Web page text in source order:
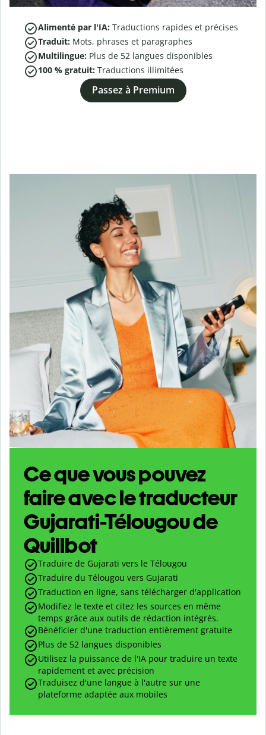
Alimenté par l'IA: Traductions rapides et précises
Traduit: Mots, phrases et paragraphes
Multilingue: Plus de 52 langues disponibles
100 % gratuit: Traductions illimitées
Passez à Premium
Ce que vous pouvez
faire avec le traducteur
Gujarati-Télougou de
Quillbot
Traduire de Gujarati vers le Télougou
Traduire du Télougou vers Gujarati
Traduction en ligne, sans télécharger d'application
Modifiez le texte et citez les sources en même
temps grâce aux outils de rédaction intégrés.
Bénéficier d'une traduction entièrement gratuite
Plus de 52 langues disponibles
Utilisez la puissance de l'IA pour traduire un texte
rapidement et avec précision
Traduisez d'une langue à l'autre sur une
plateforme adaptée aux mobiles